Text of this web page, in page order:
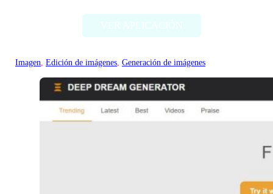
Imagen, Edición de imágenes, Generación de imágenes